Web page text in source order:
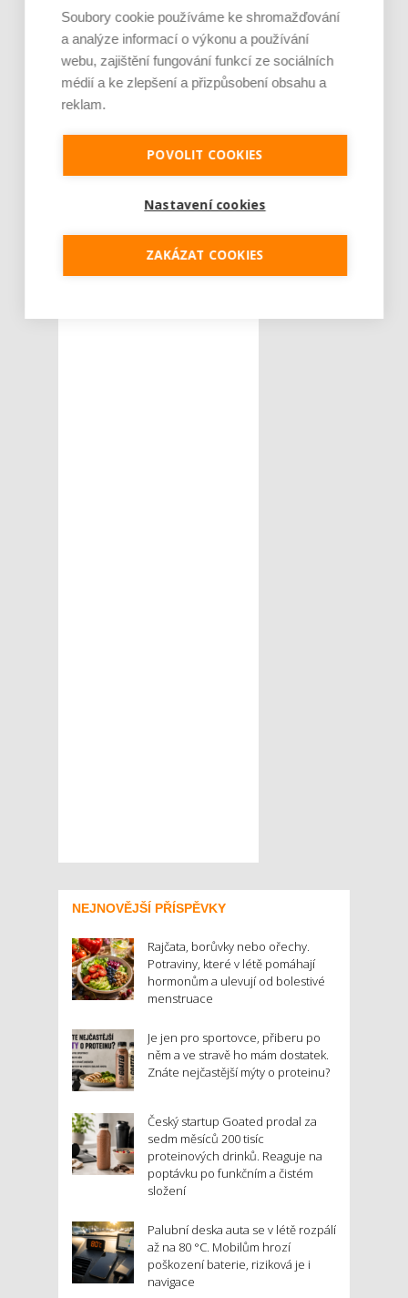
NEJNOVĚJŠÍ PŘÍSPĚVKY
Rajčata, borůvky nebo ořechy.
Potraviny, které v létě pomáhají
hormonům a ulevují od bolestivé
menstruace
Je jen pro sportovce, přiberu po
něm a ve stravě ho mám dostatek.
Znáte nejčastější mýty o proteinu?
Český startup Goated prodal za
sedm měsíců 200 tisíc
proteinových drinků. Reaguje na
poptávku po funkčním a čistém
složení
Palubní deska auta se v létě rozpálí
až na 80 °C. Mobilům hrozí
poškození baterie, riziková je i
navigace
Soubory cookie používáme ke shromažďování
a analýze informací o výkonu a používání
webu, zajištění fungování funkcí ze sociálních
médií a ke zlepšení a přizpůsobení obsahu a
reklam.
POVOLIT COOKIES
Nastavení cookies
ZAKÁZAT COOKIES